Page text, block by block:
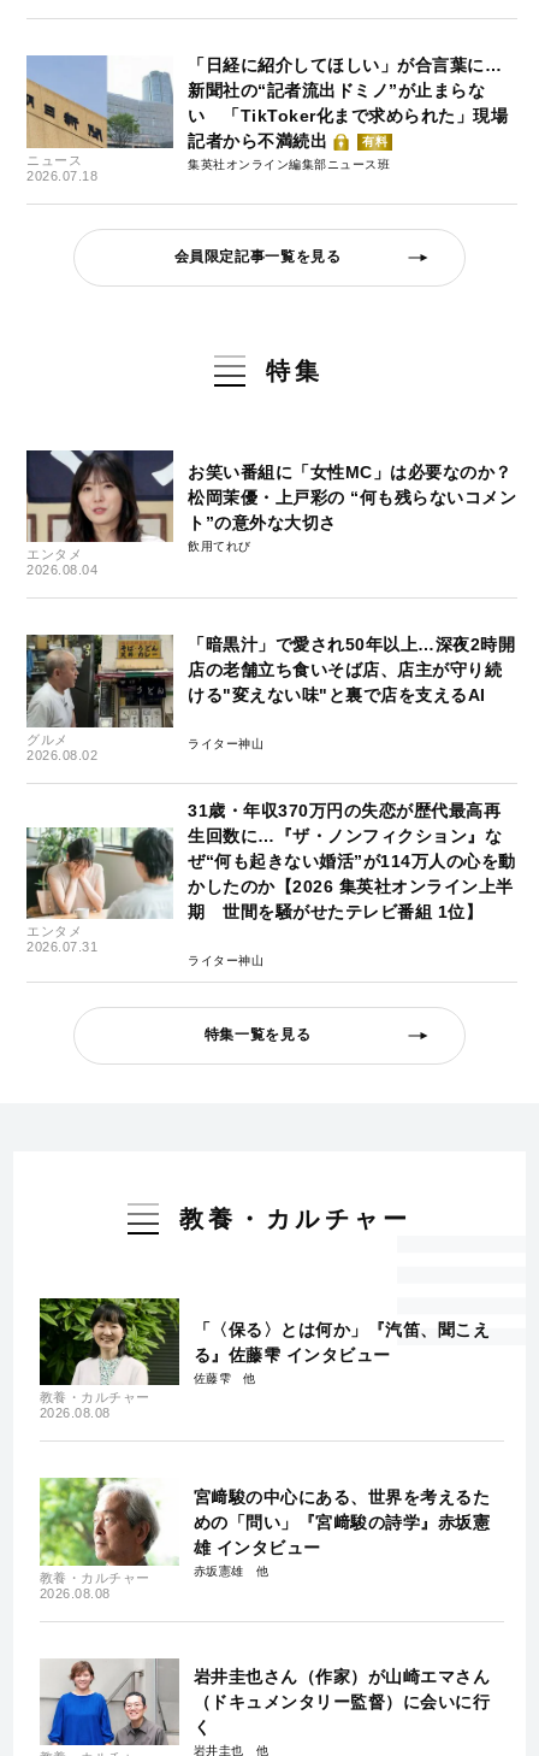
ニュース
2026.07.18
「日経に紹介してほしい」が合言葉に…
新聞社の“記者流出ドミノ”が止まらな
い 「TikToker化まで求められた」現場
記者から不満続出
有料
集英社オンライン編集部ニュース班
会員限定記事一覧を見る
特集
エンタメ
2026.08.04
お笑い番組に「女性MC」は必要なのか？
松岡茉優・上戸彩の “何も残らないコメン
ト”の意外な大切さ
飲用てれび
グルメ
2026.08.02
「暗黒汁」で愛され50年以上…深夜2時開
店の老舗立ち食いそば店、店主が守り続
ける"変えない味"と裏で店を支えるAI
ライター神山
エンタメ
2026.07.31
31歳・年収370万円の失恋が歴代最高再
生回数に…『ザ・ノンフィクション』な
ぜ“何も起きない婚活”が114万人の心を動
かしたのか【2026 集英社オンライン上半
期 世間を騒がせたテレビ番組 1位】
ライター神山
特集一覧を見る
教養・カルチャー
教養・カルチャー
2026.08.08
「〈保る〉とは何か」『汽笛、聞こえ
る』佐藤雫 インタビュー
佐藤雫
教養・カルチャー
2026.08.08
宮﨑駿の中心にある、世界を考えるた
めの「問い」『宮﨑駿の詩学』赤坂憲
雄 インタビュー
赤坂憲雄
岩井圭也さん（作家）が山崎エマさん
（ドキュメンタリー監督）に会いに行
く
岩井圭也